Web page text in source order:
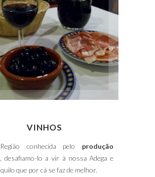
VINHOS
conhecida pelo produção
, desafiamo-lo a vir à nossa Adega e
que por cá se faz de melhor.